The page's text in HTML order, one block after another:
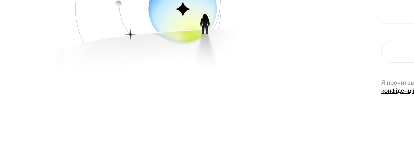
Я прочитав